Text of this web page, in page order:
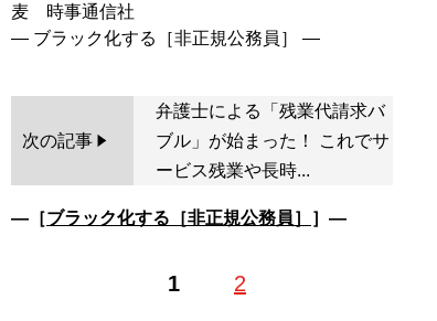
麦 時事通信社
次の記事
弁護士による「残業代請求バ
ブル」が始まった！ これでサ
ービス残業や長時...
―［ブラック化する［非正規公務員］ ］―
1 2